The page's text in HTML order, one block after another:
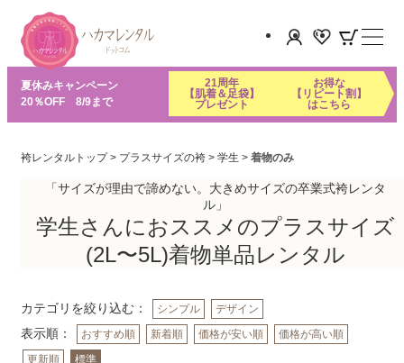
夏休みキャンペーン
20％OFF 8/9まで
21周年
【肌着＆足袋】
プレゼント
お得な
【リピート割】
はこちら
袴レンタルトップ> プラスサイズの袴 > 学生 > 着物のみ
「サイズが理由で諦めない。大きめサイズの卒業式袴レンタ
ル」
学生さんにおススメのプラスサイズ
(2L〜5L)着物単品レンタル
カテゴリを絞り込む： シンプル デザイン
表示順： おすすめ順 新着順 価格が安い順
価格が高い順
更新順
標準